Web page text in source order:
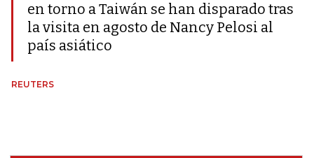
en torno a Taiwán se han disparado tras
la visita en agosto de Nancy Pelosi al
país asiático
REUTERS